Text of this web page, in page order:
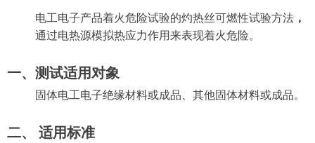
电工电子产品着火危险试验的灼热丝可燃性试验方法 ，
通过电热源模拟热应力作用来表现着火危险。
一、测试适用对象
固体电工电子绝缘材料或成品、其他固体材料或成品。
二、 适用标准